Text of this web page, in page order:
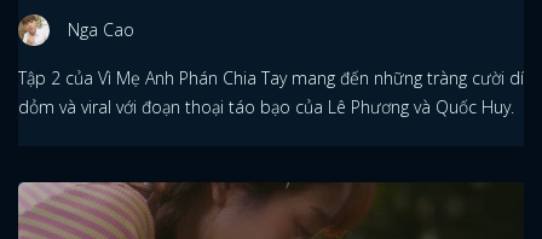
Nga Cao
Tập 2 của Vì Mẹ Anh Phán Chia Tay mang đến những tràng cười dí
dỏm và viral với đoạn thoại táo bạo của Lê Phương và Quốc Huy.